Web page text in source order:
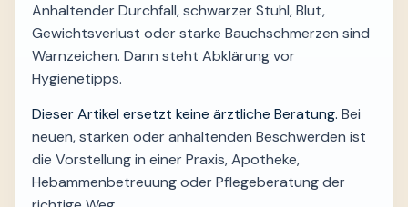
Anhaltender Durchfall, schwarzer Stuhl, Blut,
Gewichtsverlust oder starke Bauchschmerzen sind
Warnzeichen. Dann steht Abklärung vor
Hygienetipps.
Dieser Artikel ersetzt keine ärztliche Beratung. Bei
neuen, starken oder anhaltenden Beschwerden ist
die Vorstellung in einer Praxis, Apotheke,
Hebammenbetreuung oder Pflegeberatung der